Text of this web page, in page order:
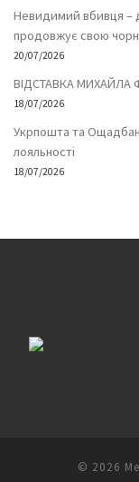
Невидимий вбивця –
продовжує свою
20/07/2026
ВІДСТАВКА МИХАЙЛА
18/07/2026
Укрпошта та
лояльності
18/07/2026
© 2026